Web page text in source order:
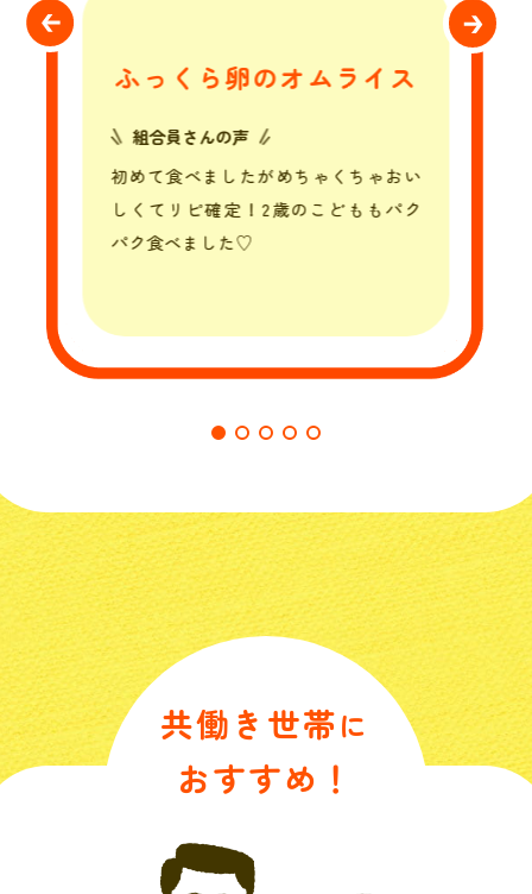
ふっくら卵のオムライス
組合員さんの声
初めて食べましたがめちゃくちゃおい
しくてリピ確定！2歳のこどももパク
パク食べました♡
共働き世帯に
おすすめ！